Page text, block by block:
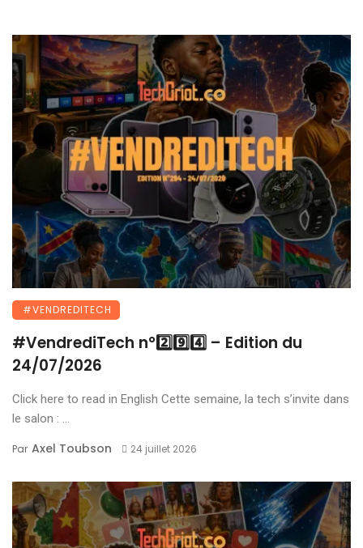
#VENDREDITECH
#VendrediTech n°2️⃣9️⃣4️⃣ – Edition du
24/07/2026
Click here to read in English Cette semaine, la tech s’invite dans
le salon : ...
Par Axel Toubson 24 juillet 2026